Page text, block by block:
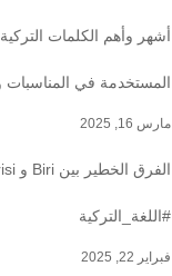
أشهر وأهم الكلمات التركية
المستخدمة في المناسبات
مارس 16, 2025
#اللغة_التركية
فبراير 22, 2025